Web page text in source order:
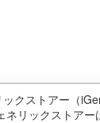
クストアー（
リックストア